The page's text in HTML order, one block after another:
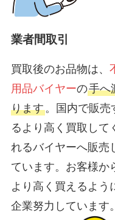
業者間取引
買取後のお品物は、
用品バイヤーの手へ
ります。国内で販売
るより高く買取して
れるバイヤーへ販売
ています。お客様か
より高く買えるよう
企業努力しています。